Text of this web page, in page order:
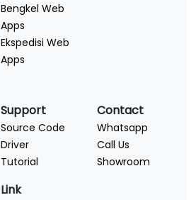
Bengkel Web
Apps
Ekspedisi Web
Apps
Support
Source Code
Driver
Tutorial
Link
Contact
Whatsapp
Call Us
Showroom